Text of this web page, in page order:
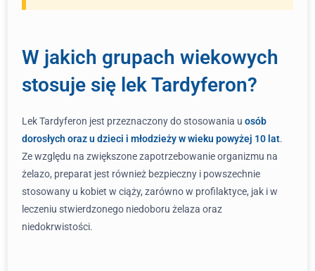
W jakich grupach wiekowych
stosuje się lek Tardyferon?
Lek Tardyferon jest przeznaczony do stosowania u osób
dorosłych oraz u dzieci i młodzieży w wieku powyżej 10 lat.
Ze względu na zwiększone zapotrzebowanie organizmu na
żelazo, preparat jest również bezpieczny i powszechnie
stosowany u kobiet w ciąży, zarówno w profilaktyce, jak i w
leczeniu stwierdzonego niedoboru żelaza oraz
niedokrwistości.